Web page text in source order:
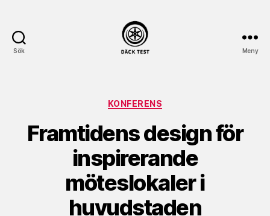
Sök Meny
Kategorier
KONFERENS
Framtidens design för
inspirerande
möteslokaler i
huvudstaden